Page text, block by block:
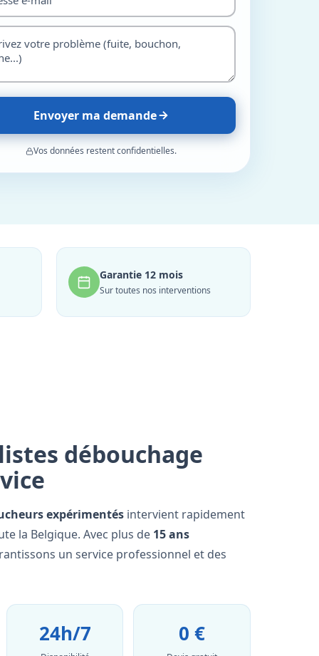
Envoyer ma demande
Vos données restent confidentielles.
Garantie 12 mois
Sur toutes nos interventions
débouchage
expérimentés intervient rapidement
la Belgique. Avec plus de 15 ans
un service professionnel et des
24h/7 0 €